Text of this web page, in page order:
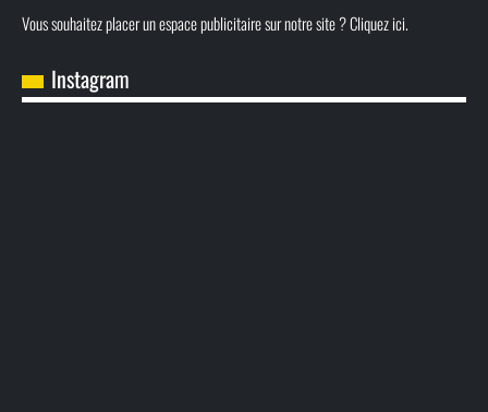
Vous souhaitez placer un espace publicitaire sur notre site ? Cliquez ici.
Instagram